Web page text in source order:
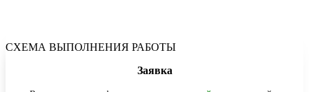
СХЕМА ВЫПОЛНЕНИЯ РАБОТЫ
Заявка